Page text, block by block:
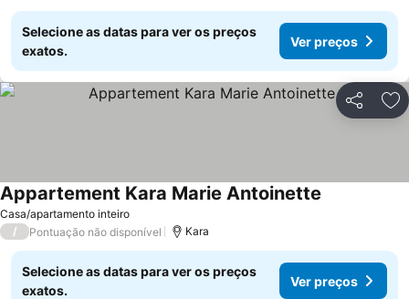
Selecione as datas para ver os preços
exatos.
Ver preços
Partilhar
Casa/apartamento inteiro
Appartement Kara Marie Antoinette
/ Pontuação não disponível Kara
Selecione as datas para ver os preços
exatos.
Ver preços